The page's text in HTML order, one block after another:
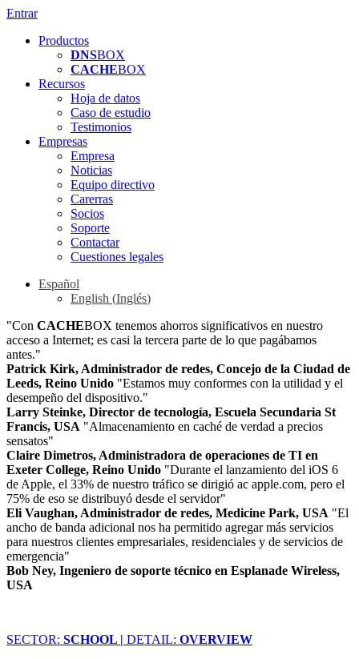
Entrar
Productos
DNSBOX
CACHEBOX
Recursos
Hoja de datos
Caso de estudio
Testimonios
Empresas
Empresa
Noticias
Equipo directivo
Carerras
Socios
Soporte
Contactar
Cuestiones legales
Español
English (Inglés)
"Con CACHEBOX tenemos ahorros significativos en nuestro
acceso a Internet; es casi la tercera parte de lo que pagábamos
antes."
Patrick Kirk, Administrador de redes, Concejo de la Ciudad de
Leeds, Reino Unido "Estamos muy conformes con la utilidad y el
desempeño del dispositivo."
Larry Steinke, Director de tecnología, Escuela Secundaria St
Francis, USA "Almacenamiento en caché de verdad a precios
sensatos"
Claire Dimetros, Administradora de operaciones de TI en
Exeter College, Reino Unido "Durante el lanzamiento del iOS 6
de Apple, el 33% de nuestro tráfico se dirigió ac apple.com, pero el
75% de eso se distribuyó desde el servidor"
Eli Vaughan, Administrador de redes, Medicine Park, USA "El
ancho de banda adicional nos ha permitido agregar más servicios
para nuestros clientes empresariales, residenciales y de servicios de
emergencia"
Bob Ney, Ingeniero de soporte técnico en Esplanade Wireless,
USA
SECTOR: SCHOOL | DETAIL: OVERVIEW